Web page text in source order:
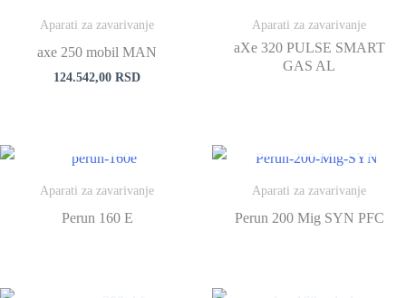
Aparati za zavarivanje
axe 250 mobil MAN
124.542,00 RSD
Aparati za zavarivanje
aXe 320 PULSE SMART
GAS AL
Aparati za zavarivanje
Perun 160 E
Aparati za zavarivanje
Perun 200 Mig SYN PFC